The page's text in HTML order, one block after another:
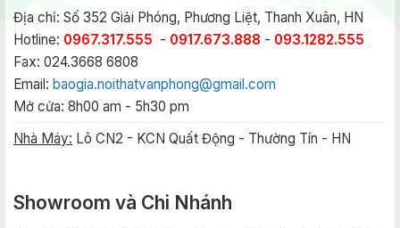
Địa chỉ: Số 352 Giải Phóng, Phương Liệt, Thanh Xuân, HN
Hotline: 0967.317.555 - 0917.673.888 - 093.1282.555
Fax: 024.3668 6808
Email: baogia.noithatvanphong@gmail.com
Mở cửa: 8h00 am - 5h30 pm
Nhà Máy: Lô CN2 - KCN Quất Động - Thường Tín - HN
Showroom và Chi Nhánh